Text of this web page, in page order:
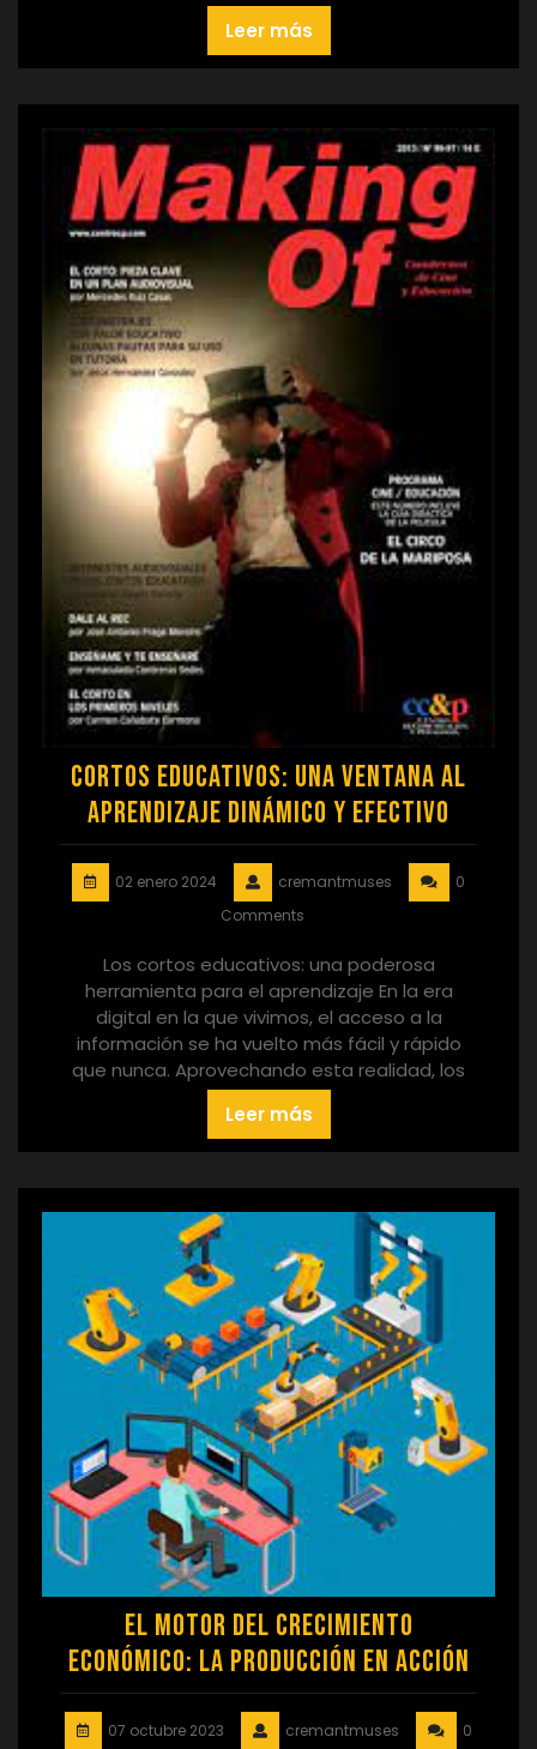
Leer más
Cortos educativos: una ventana al
aprendizaje dinámico y efectivo
02 enero 2024 cremantmuses
0
Comments
Los cortos educativos: una poderosa
herramienta para el aprendizaje En la era
digital en la que vivimos, el acceso a la
información se ha vuelto más fácil y rápido
que nunca. Aprovechando esta realidad, los
Leer más
El Motor del Crecimiento
Económico: La Producción en Acción
07 octubre 2023 cremantmuses 0